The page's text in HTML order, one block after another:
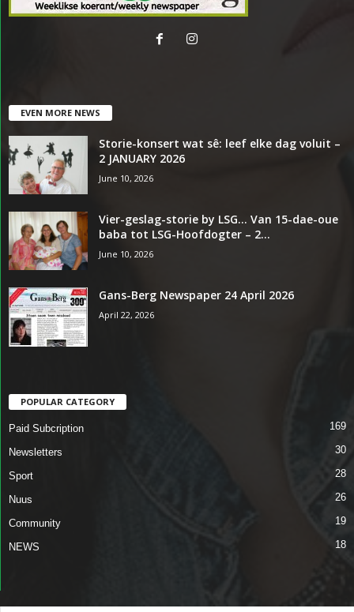
EVEN MORE NEWS
Storie-konsert wat sê: leef elke dag voluit –
2 JANUARY 2026
June 10, 2026
Vier-geslag-storie by LSG… Van 15-dae-oue
baba tot LSG-Hoofdogter – 2...
June 10, 2026
Gans-Berg Newspaper 24 April 2026
April 22, 2026
POPULAR CATEGORY
Paid Subcription 169
Newsletters 30
Sport 28
Nuus 26
Community 19
NEWS 18